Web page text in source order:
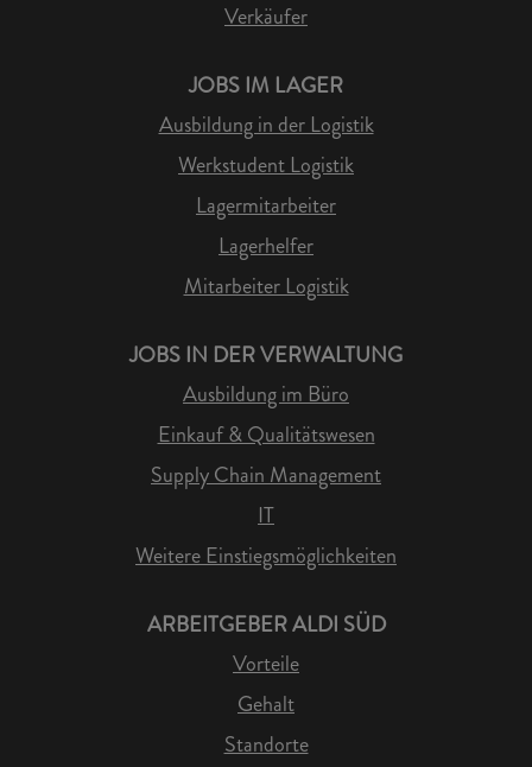
Verkäufer
JOBS IM LAGER
Ausbildung in der Logistik
Werkstudent Logistik
Lagermitarbeiter
Lagerhelfer
Mitarbeiter Logistik
JOBS IN DER VERWALTUNG
Ausbildung im Büro
Einkauf & Qualitätswesen
Supply Chain Management
IT
Weitere Einstiegsmöglichkeiten
ARBEITGEBER ALDI SÜD
Vorteile
Gehalt
Standorte